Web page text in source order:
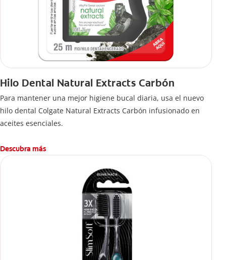
Hilo Dental Natural Extracts Carbón
Para mantener una mejor higiene bucal diaria, usa el nuevo
hilo dental Colgate Natural Extracts Carbón infusionado en
aceites esenciales.
Descubra más